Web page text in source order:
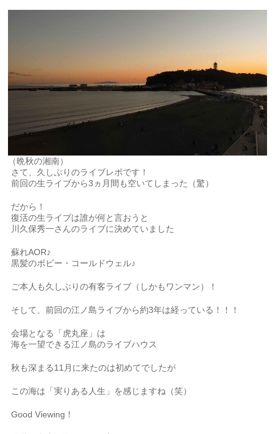
（晩秋の湘南）
さて、久しぶりのライブレポです！
前回の生ライブから3ヵ月間も空いてしまった（驚）
だから！
復活の生ライブは誰が何と言おうと
川久保秀一さんのライブに決めていました
蘇れAOR♪
黒髪のボビー・コールドウェル♪
ご本人も久しぶりの有客ライブ（しかもワンマン）！
そして、前回の江ノ島ライブから約3年は経っている！！！
会場となる「虎丸座」は
海を一望できる江ノ島のライブハウス
秋も深まる11月に来たのは初めてでしたが
この海は「実りある人生」を感じますね（笑）
Good Viewing！